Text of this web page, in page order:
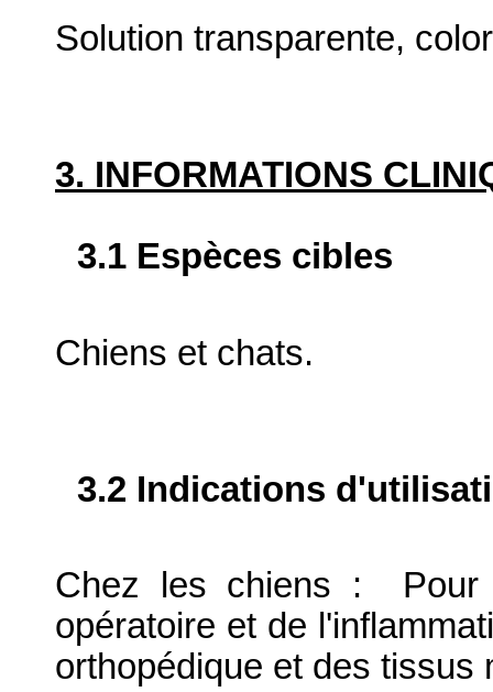
Solution transparente,
3. INFORMATIONS
3.1 Espèces cibles
Chiens et chats.
3.2 Indications
Chez les chiens : Pour
opératoire et de
orthopédique et des tissus